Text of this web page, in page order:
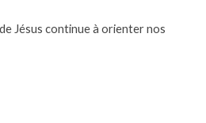
Jésus continue à orienter nos